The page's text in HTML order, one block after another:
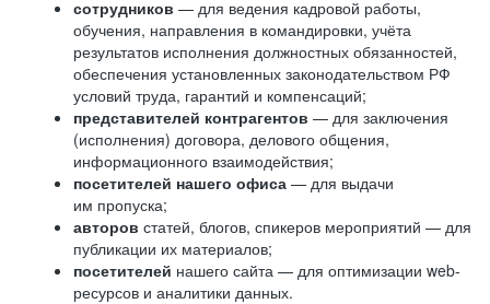
сотрудников — для ведения кадровой работы,
обучения, направления в командировки, учёта
результатов исполнения должностных обязанностей,
обеспечения установленных законодательством РФ
условий труда, гарантий и компенсаций;
представителей контрагентов — для заключения
(исполнения) договора, делового общения,
информационного взаимодействия;
посетителей нашего офиса — для выдачи
им пропуска;
авторов статей, блогов, спикеров мероприятий — для
публикации их материалов;
посетителей нашего сайта — для оптимизации web-
ресурсов и аналитики данных.